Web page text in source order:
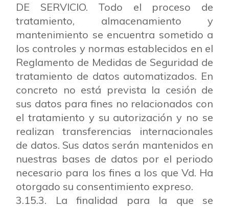
DE SERVICIO. Todo el proceso de
tratamiento, almacenamiento y
mantenimiento se encuentra sometido a
los controles y normas establecidos en el
Reglamento de Medidas de Seguridad de
tratamiento de datos automatizados. En
concreto no está prevista la cesión de
sus datos para fines no relacionados con
el tratamiento y su autorización y no se
realizan transferencias internacionales
de datos. Sus datos serán mantenidos en
nuestras bases de datos por el periodo
necesario para los fines a los que Vd. Ha
otorgado su consentimiento expreso.
3.15.3. La finalidad para la que se